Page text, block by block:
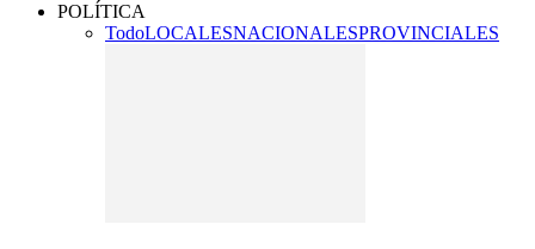
POLÍTICA
TodoLOCALESNACIONALESPROVINCIALES